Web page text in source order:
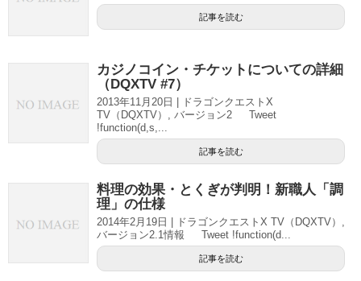
記事を読む
カジノコイン・チケットについての詳細
（DQXTV #7）
2013年11月20日 | ドラゴンクエストX
TV（DQXTV）, バージョン2 Tweet
!function(d,s,...
記事を読む
料理の効果・とくぎが判明！新職人「調
理」の仕様
2014年2月19日 | ドラゴンクエストX TV（DQXTV）,
バージョン2.1情報 Tweet !function(d...
記事を読む